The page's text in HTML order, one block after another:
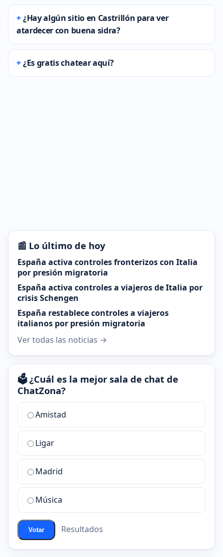
¿Hay algún sitio en Castrillón para ver
atardecer con buena sidra?
¿Es gratis chatear aquí?
📰 Lo último de hoy
España activa controles fronterizos con Italia
por presión migratoria
España activa controles a viajeros de Italia por
crisis Schengen
España restablece controles a viajeros
italianos por presión migratoria
Ver todas las noticias →
🗳️ ¿Cuál es la mejor sala de chat de
ChatZona?
¿Cuál
la
mejor
sala
chat
ChatZona?
Amistad
Ligar
Madrid
Música
Votar Resultados